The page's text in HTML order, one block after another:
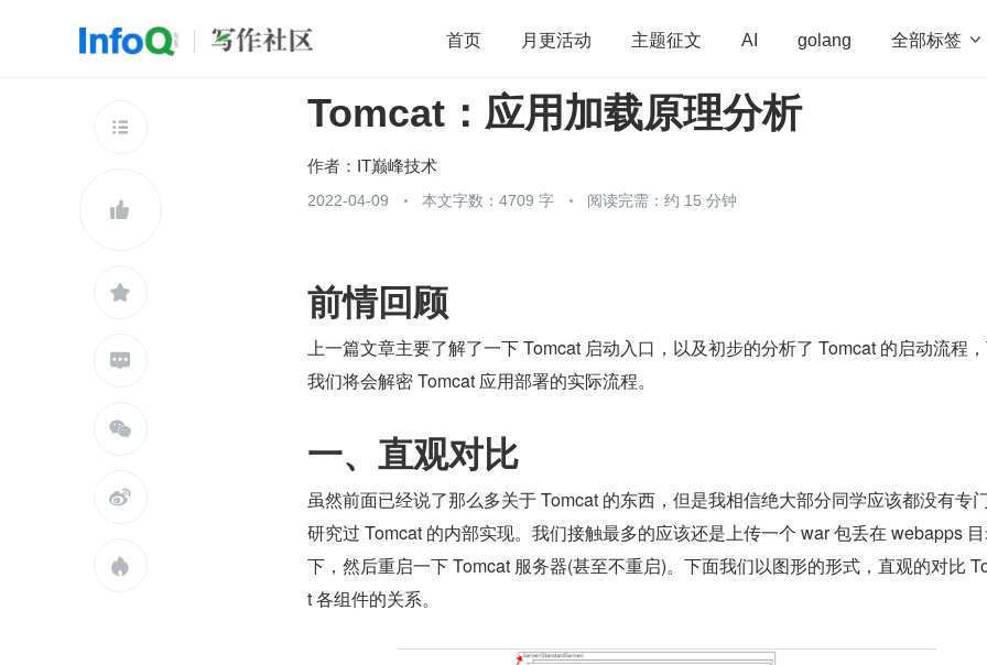
首页 月更活动 主题征文 AI golang 全部标签 
开源 架构 OpenHarmony 算法 学习方法
团队管理
查看更多







Tomcat：应用加载原理分析
作者： IT巅峰技术
2022-04-09 本文字数：4709 字 阅读完需：约 15 分钟
前情回顾
上一篇文章主要了解了一下 Tomcat 启动入口，以及初步的分析了 Tomcat 的启动流程
我们将会解密 Tomcat 应用部署的实际流程。
一、直观对比
虽然前面已经说了那么多关于 Tomcat 的东西，但是我相信绝大部分同学应该都没有专
研究过 Tomcat 的内部实现。我们接触最多的应该还是上传一个 war 包丢在 webapps
下，然后重启一下 Tomcat 服务器(甚至不重启)。下面我们以图形的形式，直观的对比
t 各组件的关系。